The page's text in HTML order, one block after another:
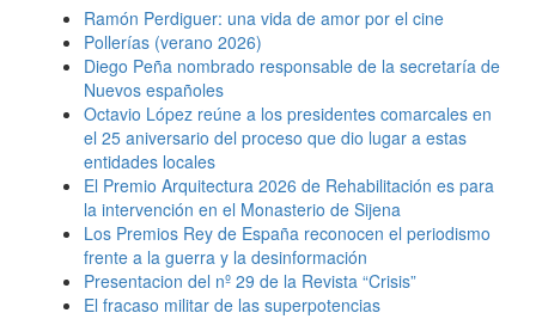
Ramón Perdiguer: una vida de amor por el cine
Pollerías (verano 2026)
Diego Peña nombrado responsable de la secretaría de
Nuevos españoles
Octavio López reúne a los presidentes comarcales en
el 25 aniversario del proceso que dio lugar a estas
entidades locales
El Premio Arquitectura 2026 de Rehabilitación es para
la intervención en el Monasterio de Sijena
Los Premios Rey de España reconocen el periodismo
frente a la guerra y la desinformación
Presentacion del nº 29 de la Revista “Crisis”
El fracaso militar de las superpotencias